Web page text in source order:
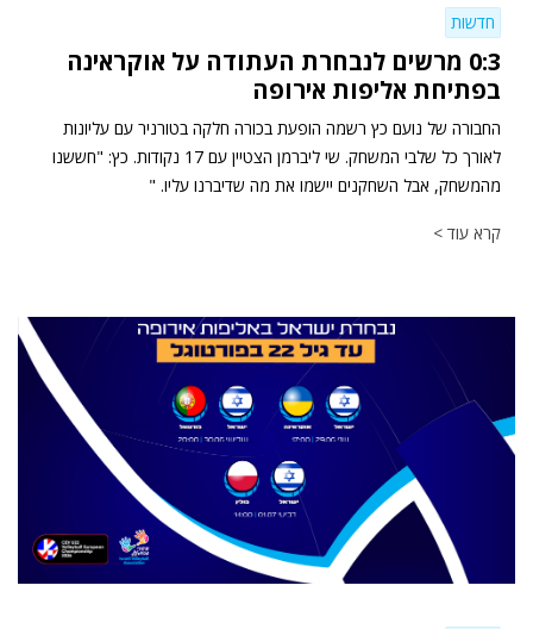
חדשות
0:3 מרשים לנבחרת העתודה על אוקראינה
בפתיחת אליפות אירופה
החבורה של נועם כץ רשמה הופעת בכורה חלקה בטורניר עם עליונות
לאורך כל שלבי המשחק. שי ליברמן הצטיין עם 17 נקודות. כץ: "חששנו
מהמשחק, אבל השחקנים יישמו את מה שדיברנו עליו. "
קרא עוד >